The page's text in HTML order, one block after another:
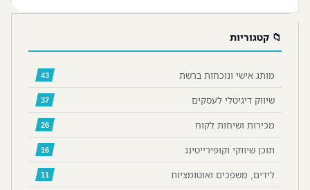
📁 קטגוריות
מותג אישי ונוכחות ברשת 43
שיווק דיגיטלי לעסקים 37
מכירות ושיחות לקוח 26
תוכן שיווקי וקופירייטינג 16
לידים, משפכים ואוטומציות 11